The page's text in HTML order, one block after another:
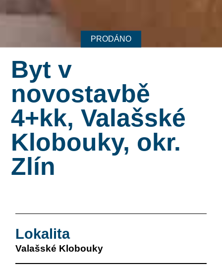
PRODÁNO
Byt v
novostavbě
4+kk, Valašské
Klobouky, okr.
Zlín
Lokalita
Valašské Klobouky